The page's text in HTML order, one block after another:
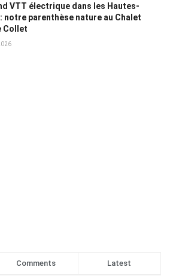
VTT électrique dans les Hautes-
notre parenthèse nature au Chalet
Collet
Comments Latest